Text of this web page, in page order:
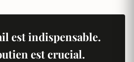
est indispensable.
est crucial.